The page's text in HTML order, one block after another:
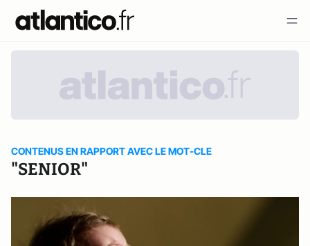
CONTENUS EN RAPPORT AVEC LE MOT-CLE
"SENIOR"